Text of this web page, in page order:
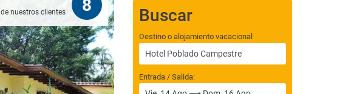
de nuestros clientes 8
Buscar
Destino o alojamiento vacacional
Entrada / Salida: